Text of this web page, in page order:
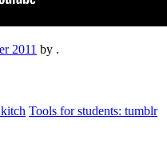
2011 by .
Tools for students: tumblr